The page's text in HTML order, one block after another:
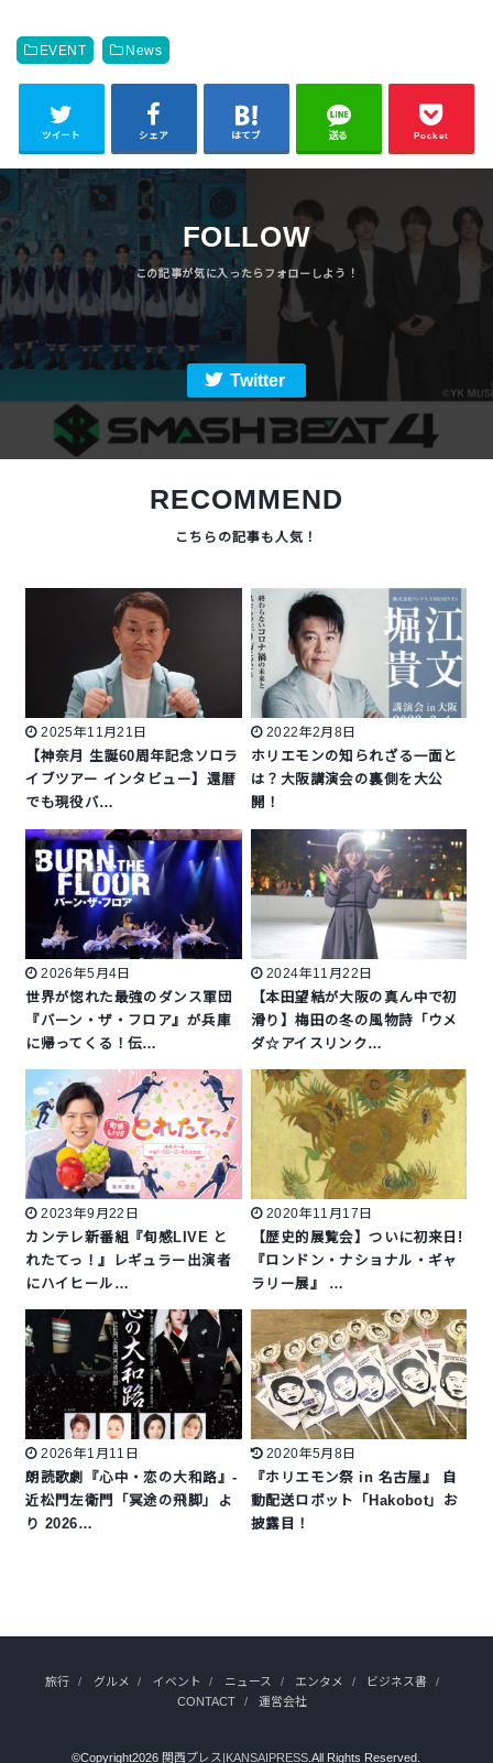
EVENT News
ツイート シェア はてブ 送る Pocket
FOLLOW
Twitter
RECOMMEND
2025年11月21日
【神奈月 生誕60周年記念ソロラ
イブツアー インタビュー】還暦
でも現役バ…
2022年2月8日
ホリエモンの知られざる一面と
は？大阪講演会の裏側を大公
開！
2026年5月4日
世界が惚れた最強のダンス軍団
『バーン・ザ・フロア』が兵庫
に帰ってくる！伝…
2024年11月22日
【本田望結が大阪の真ん中で初
滑り】梅田の冬の風物詩「ウメ
ダ☆アイスリンク…
2023年9月22日
カンテレ新番組『旬感LIVE と
れたてっ！』レギュラー出演者
にハイヒール…
2020年11月17日
【歴史的展覧会】ついに初来日!
『ロンドン・ナショナル・ギャ
ラリー展』 …
2026年1月11日
朗読歌劇『心中・恋の大和路』-
近松門左衛門「冥途の飛脚」よ
り 2026…
2020年5月8日
『ホリエモン祭 in 名古屋』 自
動配送ロボット「Hakobot」お
披露目！
旅行 グルメ イベント ニュース エンタメ
ビジネス書
CONTACT
運営会社
©Copyright2026 関西プレス|KANSAIPRESS .All Rights Reserved.